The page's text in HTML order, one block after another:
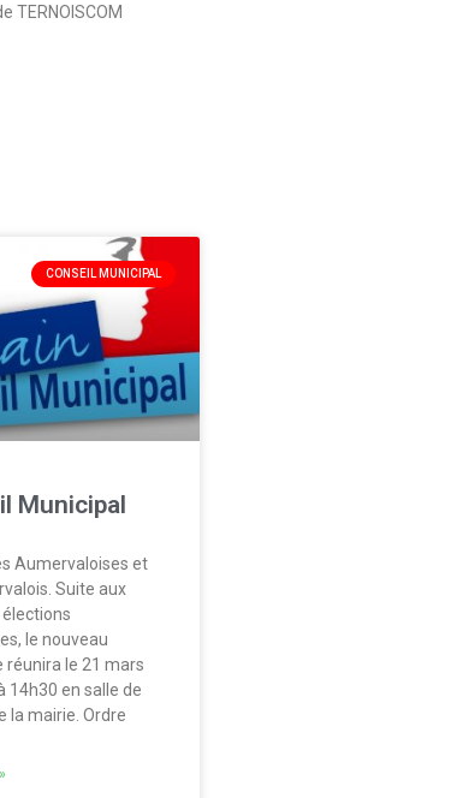
TERNOISCOM
CONSEIL MUNICIPAL
Municipal
Aumervaloises et
Suite aux
le nouveau
réunira le 21 mars
14h30 en salle de
la mairie. Ordre